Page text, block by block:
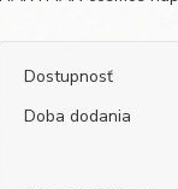
Dostupnosť
Doba dodania